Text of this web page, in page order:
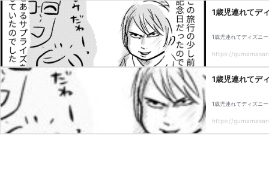
1歳児連れてデ
1歳児連れてディズニ
https://
1歳児連れてデ
1歳児連れてディズニ
https://